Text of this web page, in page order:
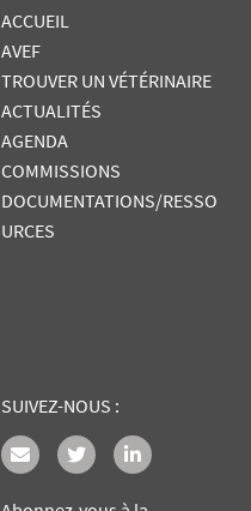
ACCUEIL
AVEF
TROUVER UN VÉTÉRINAIRE
ACTUALITÉS
AGENDA
COMMISSIONS
DOCUMENTATIONS/RESSO
URCES
SUIVEZ-NOUS :